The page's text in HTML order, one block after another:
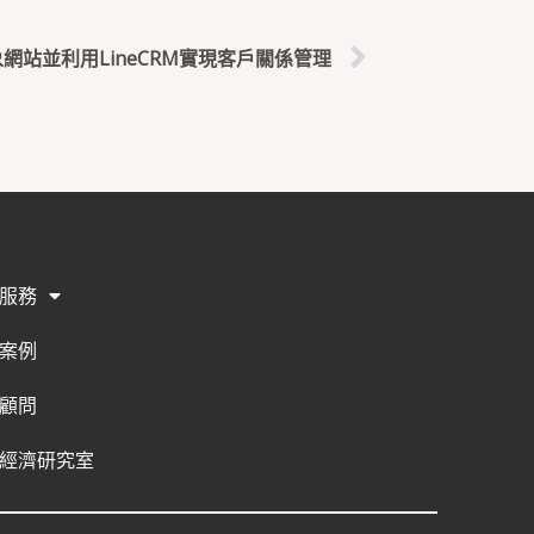
站並利用LineCRM實現客戶關係管理
務
例
問
濟研究室